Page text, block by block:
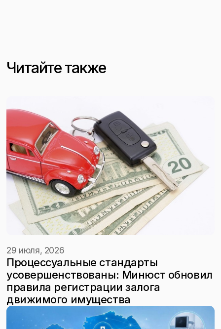
Читайте также
29 июля, 2026
Процессуальные стандарты
усовершенствованы: Минюст обновил
правила регистрации залога
движимого имущества